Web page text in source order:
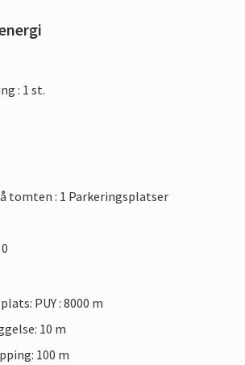
: 1 st.
tomten : 1 Parkeringsplatser
PUY : 8000 m
10 m
100 m